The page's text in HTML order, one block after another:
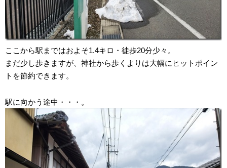
ここから駅まではおよそ1.4キロ・徒歩20分少々。
まだ少し歩きますが、神社から歩くよりは大幅にヒットポイン
トを節約できます。
駅に向かう途中・・・。